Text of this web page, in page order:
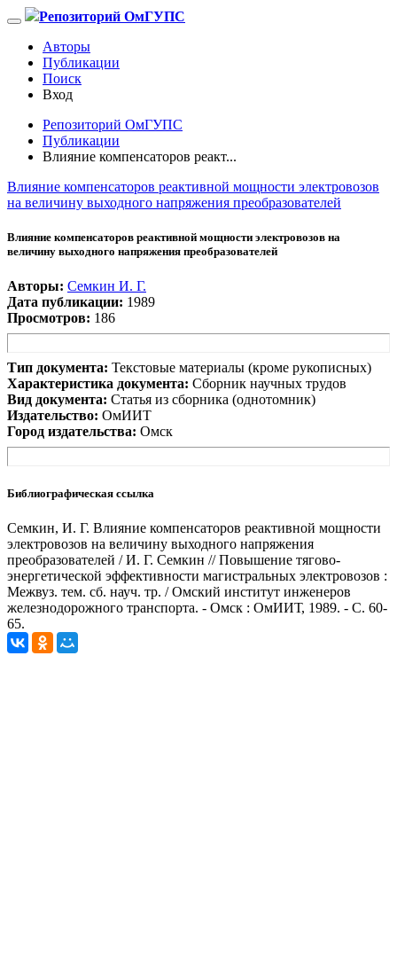
Репозиторий ОмГУПС
Авторы
Публикации
Поиск
Вход
Репозиторий ОмГУПС
Публикации
Влияние компенсаторов реакт...
Влияние компенсаторов реактивной мощности электровозов
на величину выходного напряжения преобразователей
Влияние компенсаторов реактивной мощности электровозов на
величину выходного напряжения преобразователей
Авторы: Семкин И. Г.
Дата публикации: 1989
Просмотров: 186
Тип документа: Текстовые материалы (кроме рукописных)
Характеристика документа: Сборник научных трудов
Вид документа: Статья из сборника (однотомник)
Издательство: ОмИИТ
Город издательства: Омск
Библиографическая ссылка
Семкин, И. Г. Влияние компенсаторов реактивной мощности
электровозов на величину выходного напряжения
преобразователей / И. Г. Семкин // Повышение тягово-
энергетической эффективности магистральных электровозов :
Межвуз. тем. сб. науч. тр. / Омский институт инженеров
железнодорожного транспорта. - Омск : ОмИИТ, 1989. - С. 60-
65.